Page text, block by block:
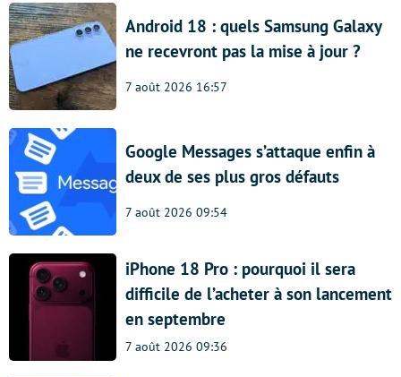
Android 18 : quels Samsung Galaxy
ne recevront pas la mise à jour ?
7 août 2026 16:57
Google Messages s’attaque enfin à
deux de ses plus gros défauts
7 août 2026 09:54
iPhone 18 Pro : pourquoi il sera
difficile de l’acheter à son lancement
en septembre
7 août 2026 09:36